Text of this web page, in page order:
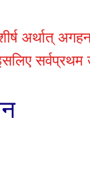
अर्थात्
सर्वप्रथम